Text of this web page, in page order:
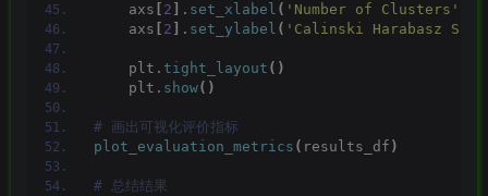
    axs
2 . set_xlabel ( 'Number of Clusters'
    axs
2 . set_ylabel ( 'Calinski Harabasz
    plt.
tight_layout ()
    plt.
show()
# 画出可视化评价指标
plot_evaluation_metrics ( results_df )
# 总结结果